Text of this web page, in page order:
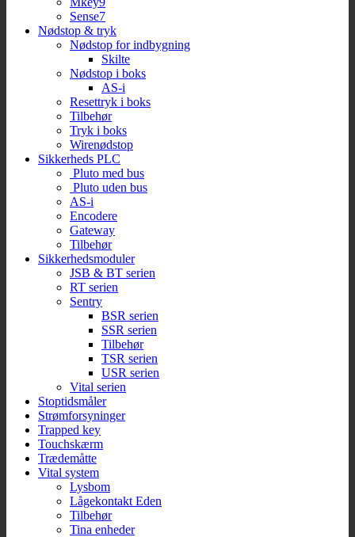
Sense7
Nødstop & tryk
Nødstop for indbygning
Skilte
Nødstop i boks
AS-i
Resettryk i boks
Tilbehør
Tryk i boks
Wirenødstop
Sikkerheds PLC
Pluto med bus
Pluto uden bus
AS-i
Encodere
Gateway
Tilbehør
Sikkerhedsmoduler
JSB & BT serien
RT serien
Sentry
BSR serien
SSR serien
Tilbehør
TSR serien
USR serien
Vital serien
Stoptidsmåler
Strømforsyninger
Trapped key
Touchskærm
Trædemåtte
Vital system
Lysbom
Lågekontakt Eden
Tilbehør
Tina enheder